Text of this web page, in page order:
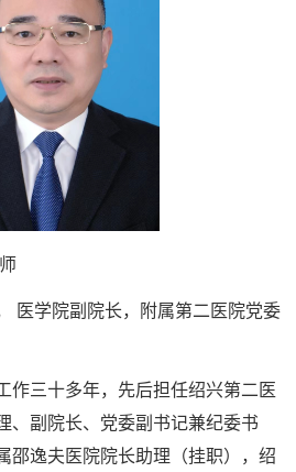
医学院副院长，附属第二医院党委
作三十多年，先后担任绍兴第二医
、副院长、党委副书记兼纪委书
邵逸夫医院院长助理（挂职），绍